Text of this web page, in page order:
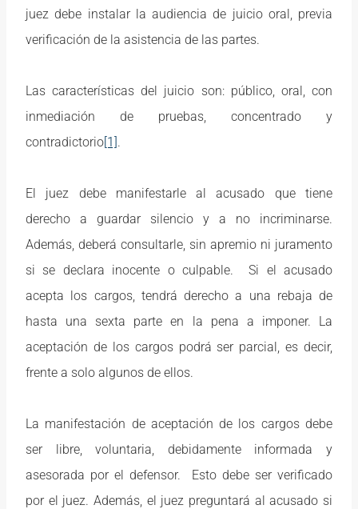
juez debe instalar la audiencia de juicio oral, previa
verificación de la asistencia de las partes.
Las características del juicio son: público, oral, con
inmediación de pruebas, concentrado y
contradictorio[1].
El juez debe manifestarle al acusado que tiene
derecho a guardar silencio y a no incriminarse.
Además, deberá consultarle, sin apremio ni juramento
si se declara inocente o culpable. Si el acusado
acepta los cargos, tendrá derecho a una rebaja de
hasta una sexta parte en la pena a imponer. La
aceptación de los cargos podrá ser parcial, es decir,
frente a solo algunos de ellos.
La manifestación de aceptación de los cargos debe
ser libre, voluntaria, debidamente informada y
asesorada por el defensor. Esto debe ser verificado
por el juez. Además, el juez preguntará al acusado si